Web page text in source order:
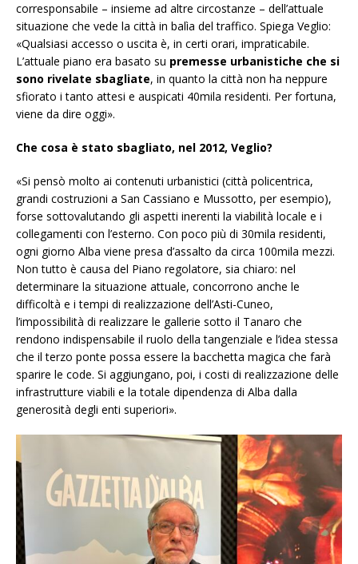
corresponsabile – insieme ad altre circostanze – dell’attuale
situazione che vede la città in balìa del traffico. Spiega Veglio:
«Qualsiasi accesso o uscita è, in certi orari, impraticabile.
L’attuale piano era basato su premesse urbanistiche che si
sono rivelate sbagliate, in quanto la città non ha neppure
sfiorato i tanto attesi e auspicati 40mila residenti. Per fortuna,
viene da dire oggi».
Che cosa è stato sbagliato, nel 2012, Veglio?
«Si pensò molto ai contenuti urbanistici (città policentrica,
grandi costruzioni a San Cassiano e Mussotto, per esempio),
forse sottovalutando gli aspetti inerenti la viabilità locale e i
collegamenti con l’esterno. Con poco più di 30mila residenti,
ogni giorno Alba viene presa d’assalto da circa 100mila mezzi.
Non tutto è causa del Piano regolatore, sia chiaro: nel
determinare la situazione attuale, concorrono anche le
difficoltà e i tempi di realizzazione dell’Asti-Cuneo,
l’impossibilità di realizzare le gallerie sotto il Tanaro che
rendono indispensabile il ruolo della tangenziale e l’idea stessa
che il terzo ponte possa essere la bacchetta magica che farà
sparire le code. Si aggiungano, poi, i costi di realizzazione delle
infrastrutture viabili e la totale dipendenza di Alba dalla
generosità degli enti superiori».